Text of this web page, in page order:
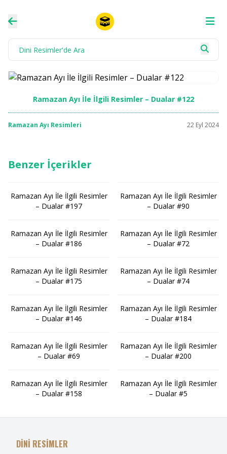
Ramazan Ayı İle İlgili Resimler – Dualar #122
Ramazan Ayı Resimleri 22 Eyl 2024
Benzer İçerikler
Ramazan Ayı İle İlgili Resimler
– Dualar #197
Ramazan Ayı İle İlgili Resimler
– Dualar #186
Ramazan Ayı İle İlgili Resimler
– Dualar #175
Ramazan Ayı İle İlgili Resimler
– Dualar #146
Ramazan Ayı İle İlgili Resimler
– Dualar #69
Ramazan Ayı İle İlgili Resimler
– Dualar #158
Ramazan Ayı İle İlgili Resimler
– Dualar #90
Ramazan Ayı İle İlgili Resimler
– Dualar #72
Ramazan Ayı İle İlgili Resimler
– Dualar #74
Ramazan Ayı İle İlgili Resimler
– Dualar #184
Ramazan Ayı İle İlgili Resimler
– Dualar #200
Ramazan Ayı İle İlgili Resimler
– Dualar #5
DİNİ RESİMLER